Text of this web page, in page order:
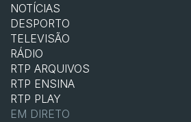
NOTÍCIAS
DESPORTO
TELEVISÃO
RÁDIO
RTP ARQUIVOS
RTP ENSINA
RTP PLAY
EM DIRETO